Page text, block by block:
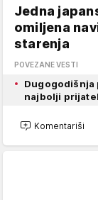
Jedna
omiljena
starenja
POVEZANE VESTI
Dugogodišnja
najbolji
Komentariši